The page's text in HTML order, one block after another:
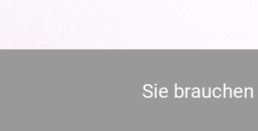
Sie